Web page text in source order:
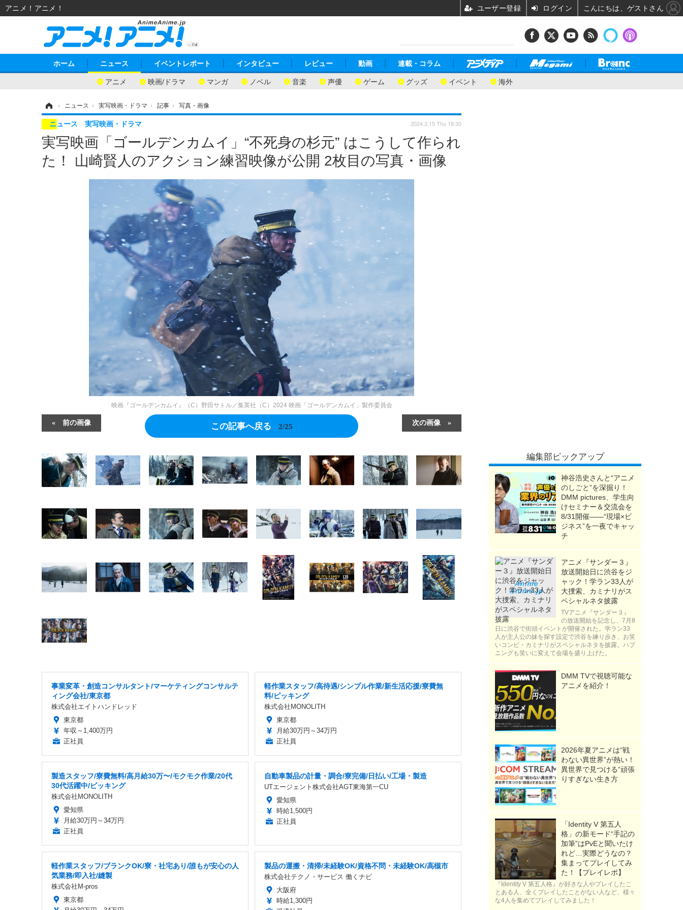
ホーム ニュース
アニメ 映画/ドラマ マンガ ノベル 音楽 声優 ゲーム グッズ イベント 海外
イベントレポート インタビュー レビュー 動画 連載・コラム
› ニュース › 実写映画・ドラマ › 記事 › 写真・画像
実写映画「ゴールデンカムイ」“不死身の杉元” はこうして作られ
た！ 山崎賢人のアクション練習映像が公開 2枚目の写真・画像
ニュース 実写映画・ドラマ 2024.2.15 Thu 18:30
映画『ゴールデンカムイ』（C）野田サトル／集英社（C）2024 映画「ゴールデンカムイ」製作委員会
前の画像 次の画像
この記事へ戻る 2/25
事業変革・創造コンサルタント/マーケティングコンサルテ
ィング会社/東京都
株式会社エイトハンドレッド
東京都
年収～1,400万円
正社員
軽作業スタッフ/高待遇/シンプル作業/新生活応援/寮費無
料/ピッキング
株式会社MONOLITH
東京都
月給30万円～34万円
正社員
製造スタッフ/寮費無料/高月給30万〜/モクモク作業/20代
30代活躍中/ピッキング
株式会社MONOLITH
愛知県
月給30万円～34万円
正社員
自動車製品の計量・調合/寮完備/日払い/工場・製造
UTエージェント株式会社AGT東海第一CU
愛知県
時給1,500円
正社員
軽作業スタッフ/ブランクOK/寮・社宅あり/誰もが安心の人
気業務/即入社/縫製
株式会社M-pros
東京都
製品の運搬・清掃/未経験OK/資格不問・未経験OK/高槻市
株式会社テクノ・サービス 働くナビ
大阪府
時給1,300円
編集部ピックアップ
神谷浩史さんと“アニメ
のしごと”を深掘り！
DMM pictures、学生向
けセミナー＆交流会を
8/31開催――“現場×ビ
ジネス”を一夜でキャッ
チ
アニメ『サンダー３』
放送開始日に渋谷をジ
ャック！学ラン33人が
大捜索、カミナリがス
ペシャルネタ披露
TVアニメ『サンダー３』
の放送開始を記念し、7月8
日に渋谷で街頭イベントが開催された。学ラン33
人が主人公の妹を探す設定で渋谷を練り歩き、お笑
いコンビ・カミナリがスペシャルネタを披露。ハプ
ニングも笑いに変えて会場を盛り上げた。
DMM TVで視聴可能な
アニメを紹介！
2026年夏アニメは“戦
わない異世界”が熱い！
異世界で見つける“頑張
りすぎない生き方
「Identity V 第五人
格」の新モード“手記の
加筆”はPvEと聞いたけ
れど…実際どうなの？
集まってプレイしてみ
た！【プレイレポ】
『Identity V 第五人格』が好きな人やプレイしたこ
とある人、全くプレイしたことがない人など、様々
な4人を集めてプレイしてみました！
アニメ！アニメ！ ユーザー登録 ログイン こんにちは、ゲストさん